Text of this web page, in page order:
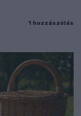
1 hozzászólás